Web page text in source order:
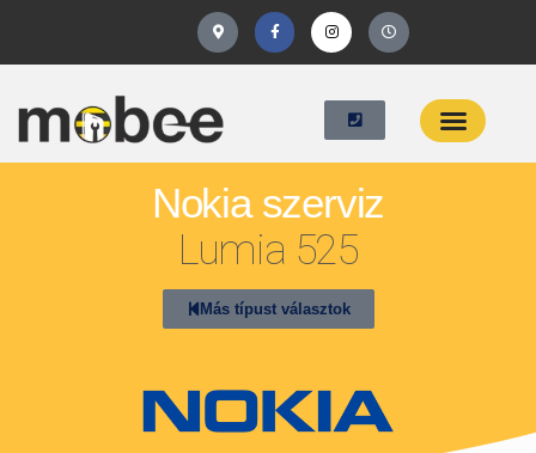
Nokia szerviz
Lumia 525
Más típust választok